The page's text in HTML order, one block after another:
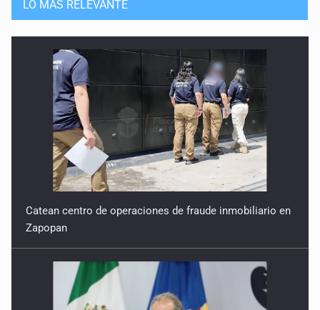
LO MÁS RELEVANTE
Catean centro de operaciones de fraude inmobiliario en
Zapopan